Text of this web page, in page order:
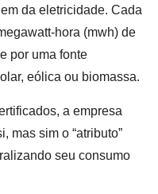
da eletricidade. Cada
hora (mwh) de
por uma fonte
eólica ou biomassa.
a empresa
mas sim o “atributo”
seu consumo